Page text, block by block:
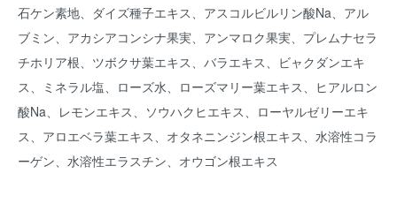
石ケン素地、ダイズ種子エキス、アスコルビルリン酸Na、アル
ブミン、アカシアコンシナ果実、アンマロク果実、プレムナセラ
チホリア根、ツボクサ葉エキス、バラエキス、ビャクダンエキ
ス、ミネラル塩、ローズ水、ローズマリー葉エキス、ヒアルロン
酸Na、レモンエキス、ソウハクヒエキス、ローヤルゼリーエキ
ス、アロエベラ葉エキス、オタネニンジン根エキス、水溶性コラ
ーゲン、水溶性エラスチン、オウゴン根エキス